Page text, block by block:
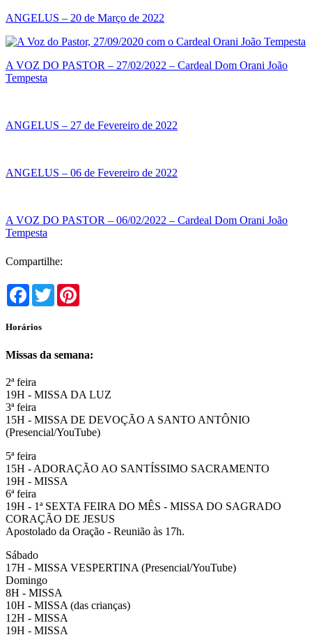
ANGELUS – 20 de Março de 2022
A VOZ DO PASTOR – 27/02/2022 – Cardeal Dom Orani João
Tempesta
ANGELUS – 27 de Fevereiro de 2022
ANGELUS – 06 de Fevereiro de 2022
A VOZ DO PASTOR – 06/02/2022 – Cardeal Dom Orani João
Tempesta
Compartilhe:
Facebook
Twitter
Horários
Missas da semana:
2ª feira
19H - MISSA DA LUZ
3ª feira
15H - MISSA DE DEVOÇÃO A SANTO ANTÔNIO
(Presencial/YouTube)
5ª feira
15H - ADORAÇÃO AO SANTÍSSIMO SACRAMENTO
19H - MISSA
6ª feira
19H - 1ª SEXTA FEIRA DO MÊS - MISSA DO SAGRADO
CORAÇÃO DE JESUS
Apostolado da Oração - Reunião às 17h.
Sábado
17H - MISSA VESPERTINA (Presencial/YouTube)
Domingo
8H - MISSA
10H - MISSA (das crianças)
12H - MISSA
19H - MISSA